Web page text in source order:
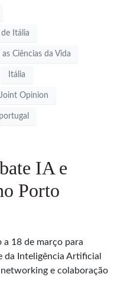
Itália
Ciências da Vida
Itália
Opinion
portugal
IA e
Porto
a 18 de março para
da Inteligência Artificial
e colaboração